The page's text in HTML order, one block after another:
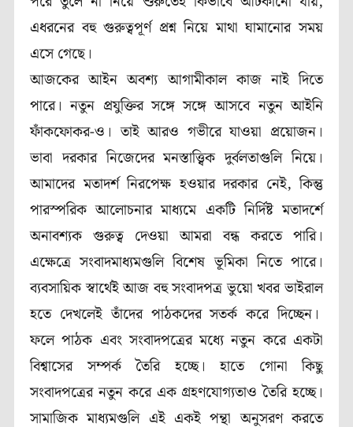
এধরনের বহু গুরুত্বপূর্ণ প্রশ্ন নিয়ে মাথা ঘামানোর সময়
এসে গেছে।
আজকের আইন অবশ্য আগামীকাল কাজ নাই দিতে
পারে। নতুন প্রযুক্তির সঙ্গে সঙ্গে আসবে নতুন আইনি
ফাঁকফোকর-ও। তাই আরও গভীরে যাওয়া প্রয়োজন।
ভাবা দরকার নিজেদের মনস্তাত্ত্বিক দুর্বলতাগুলি নিয়ে।
আমাদের মতাদর্শ নিরপেক্ষ হওয়ার দরকার নেই, কিন্তু
পারস্পরিক আলোচনার মাধ্যমে একটি নির্দিষ্ট মতাদর্শে
অনাবশ্যক গুরুত্ব দেওয়া আমরা বন্ধ করতে পারি।
এক্ষেত্রে সংবাদমাধ্যমগুলি বিশেষ ভূমিকা নিতে পারে।
ব্যবসায়িক স্বার্থেই আজ বহু সংবাদপত্র ভুয়ো খবর ভাইরাল
হতে দেখলেই তাঁদের পাঠকদের সতর্ক করে দিচ্ছেন।
ফলে পাঠক এবং সংবাদপত্রের মধ্যে নতুন করে একটা
বিশ্বাসের সম্পর্ক তৈরি হচ্ছে। হাতে গোনা কিছু
সংবাদপত্রের নতুন করে এক গ্রহণযোগ্যতাও তৈরি হচ্ছে।
সামাজিক মাধ্যমগুলি এই একই পন্থা অনুসরণ করতে